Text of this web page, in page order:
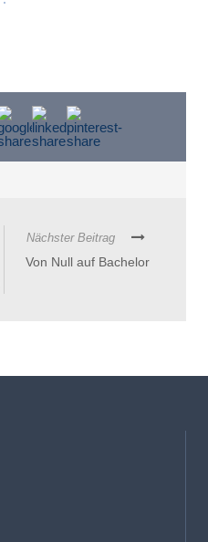
Nächster Beitrag
Von Null auf Bachelor